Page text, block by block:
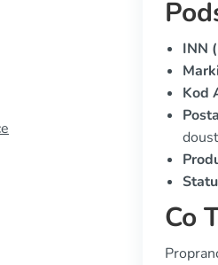
INN
Kod
Co